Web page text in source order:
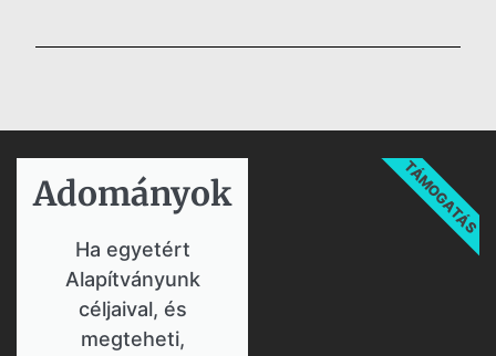
Adományok​
Ha egyetért
Alapítványunk
céljaival, és
megteheti,
TÁMOGATÁS